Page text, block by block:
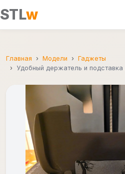
STLw
Главная Модели
Гаджеты
Удобный держатель и подставка